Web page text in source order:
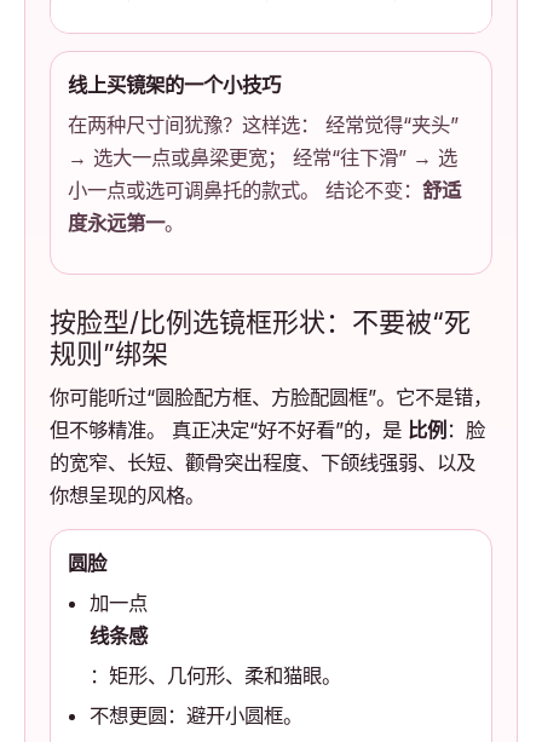
线上买镜架的一个小技巧
在两种尺寸间犹豫？这样选： 经常觉得“夹头”
→ 选大一点或鼻梁更宽； 经常“往下滑” → 选
小一点或选可调鼻托的款式。 结论不变： 舒适
度永远第一。
按脸型/比例选镜框形状：不要被“死
规则”绑架
你可能听过“圆脸配方框、方脸配圆框”。它不是错，
但不够精准。 真正决定“好不好看”的，是 比例 ：脸
的宽窄、长短、颧骨突出程度、下颌线强弱、以及
你想呈现的风格。
圆脸
加一点
线条感
：矩形、几何形、柔和猫眼。
不想更圆：避开小圆框。